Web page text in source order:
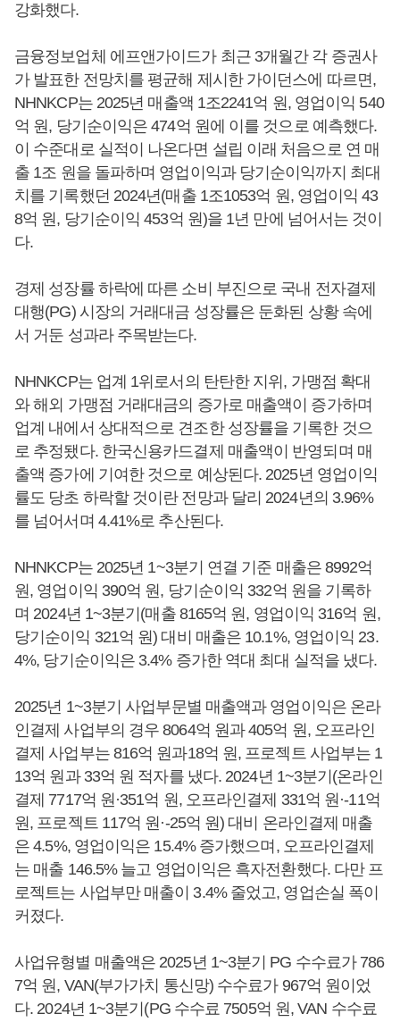
강화했다.
금융정보업체 에프앤가이드가 최근 3개월간 각 증권사
가 발표한 전망치를 평균해 제시한 가이던스에 따르면,
NHNKCP는 2025년 매출액 1조2241억 원, 영업이익 540
억 원, 당기순이익은 474억 원에 이를 것으로 예측했다.
이 수준대로 실적이 나온다면 설립 이래 처음으로 연 매
출 1조 원을 돌파하며 영업이익과 당기순이익까지 최대
치를 기록했던 2024년(매출 1조1053억 원, 영업이익 43
8억 원, 당기순이익 453억 원)을 1년 만에 넘어서는 것이
다.
경제 성장률 하락에 따른 소비 부진으로 국내 전자결제
대행(PG) 시장의 거래대금 성장률은 둔화된 상황 속에
서 거둔 성과라 주목받는다.
NHNKCP는 업계 1위로서의 탄탄한 지위, 가맹점 확대
와 해외 가맹점 거래대금의 증가로 매출액이 증가하며
업계 내에서 상대적으로 견조한 성장률을 기록한 것으
로 추정됐다. 한국신용카드결제 매출액이 반영되며 매
출액 증가에 기여한 것으로 예상된다. 2025년 영업이익
률도 당초 하락할 것이란 전망과 달리 2024년의 3.96%
를 넘어서며 4.41%로 추산된다.
NHNKCP는 2025년 1~3분기 연결 기준 매출은 8992억
원, 영업이익 390억 원, 당기순이익 332억 원을 기록하
며 2024년 1~3분기(매출 8165억 원, 영업이익 316억 원,
당기순이익 321억 원) 대비 매출은 10.1%, 영업이익 23.
4%, 당기순이익은 3.4% 증가한 역대 최대 실적을 냈다.
2025년 1~3분기 사업부문별 매출액과 영업이익은 온라
인결제 사업부의 경우 8064억 원과 405억 원, 오프라인
결제 사업부는 816억 원과18억 원, 프로젝트 사업부는 1
13억 원과 33억 원 적자를 냈다. 2024년 1~3분기(온라인
결제 7717억 원·351억 원, 오프라인결제 331억 원·-11억
원, 프로젝트 117억 원·-25억 원) 대비 온라인결제 매출
은 4.5%, 영업이익은 15.4% 증가했으며, 오프라인결제
는 매출 146.5% 늘고 영업이익은 흑자전환했다. 다만 프
로젝트는 사업부만 매출이 3.4% 줄었고, 영업손실 폭이
커졌다.
사업유형별 매출액은 2025년 1~3분기 PG 수수료가 786
7억 원, VAN(부가가치 통신망) 수수료가 967억 원이었
다. 2024년 1~3분기(PG 수수료 7505억 원, VAN 수수료